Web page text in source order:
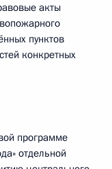
акты
пунктов
конкретных
программе
отдельной